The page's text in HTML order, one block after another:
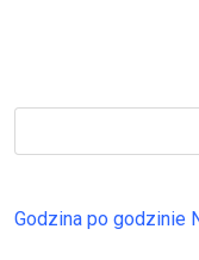
Godzina po godzinie